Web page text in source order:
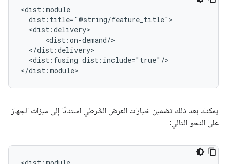
<dist:fusing dist:include="true"/>
يمكنك بعد ذلك تضمين خيارات العرض الشَرطي استنادًا إلى ميزات الجهاز
على النحو التالي: